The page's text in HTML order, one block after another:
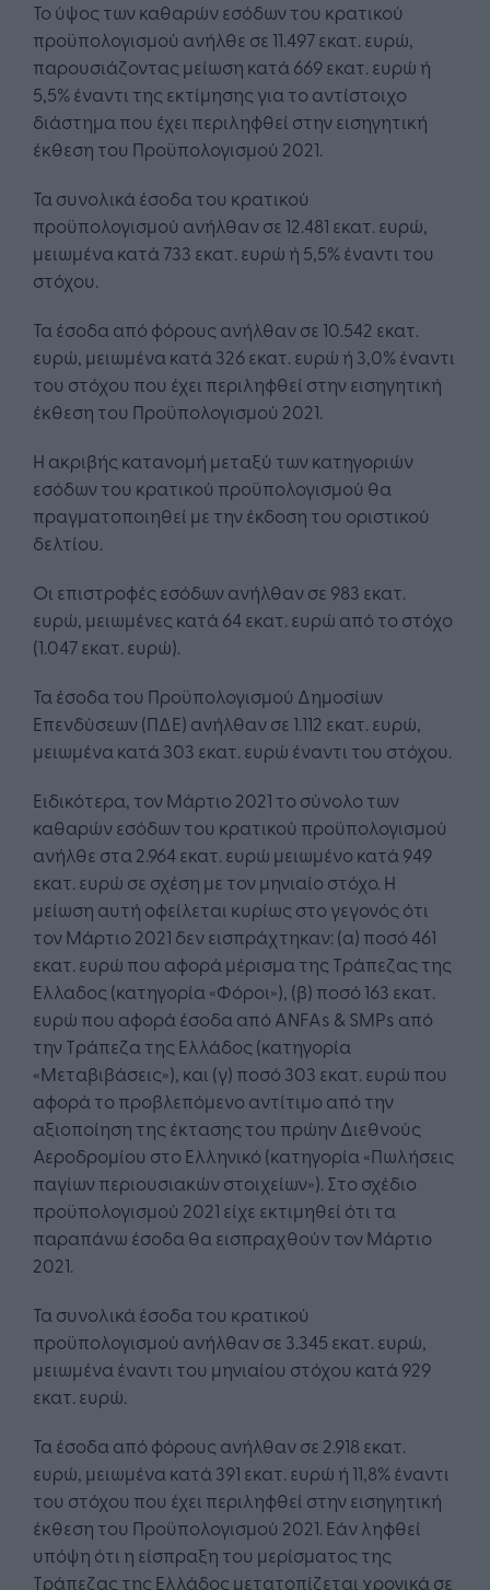
Το ύψος των καθαρών εσόδων του κρατικού
προϋπολογισμού ανήλθε σε 11.497 εκατ. ευρώ,
παρουσιάζοντας μείωση κατά 669 εκατ. ευρώ ή
5,5% έναντι της εκτίμησης για το αντίστοιχο
διάστημα που έχει περιληφθεί στην εισηγητική
έκθεση του Προϋπολογισμού 2021.
Τα συνολικά έσοδα του κρατικού
προϋπολογισμού ανήλθαν σε 12.481 εκατ. ευρώ,
μειωμένα κατά 733 εκατ. ευρώ ή 5,5% έναντι του
στόχου.
Τα έσοδα από φόρους ανήλθαν σε 10.542 εκατ.
ευρώ, μειωμένα κατά 326 εκατ. ευρώ ή 3,0% έναντι
του στόχου που έχει περιληφθεί στην εισηγητική
έκθεση του Προϋπολογισμού 2021.
Η ακριβής κατανομή μεταξύ των κατηγοριών
εσόδων του κρατικού προϋπολογισμού θα
πραγματοποιηθεί με την έκδοση του οριστικού
δελτίου.
Οι επιστροφές εσόδων ανήλθαν σε 983 εκατ.
ευρώ, μειωμένες κατά 64 εκατ. ευρώ από το στόχο
(1.047 εκατ. ευρώ).
Τα έσοδα του Προϋπολογισμού Δημοσίων
Επενδύσεων (ΠΔΕ) ανήλθαν σε 1.112 εκατ. ευρώ,
μειωμένα κατά 303 εκατ. ευρώ έναντι του στόχου.
Ειδικότερα, τον Μάρτιο 2021 το σύνολο των
καθαρών εσόδων του κρατικού προϋπολογισμού
ανήλθε στα 2.964 εκατ. ευρώ μειωμένο κατά 949
εκατ. ευρώ σε σχέση με τον μηνιαίο στόχο. Η
μείωση αυτή οφείλεται κυρίως στο γεγονός ότι
τον Μάρτιο 2021 δεν εισπράχτηκαν: (α) ποσό 461
εκατ. ευρώ που αφορά μέρισμα της Τράπεζας της
Ελλαδος (κατηγορία «Φόροι»), (β) ποσό 163 εκατ.
ευρώ που αφορά έσοδα από ANFAs & SMPs από
την Τράπεζα της Ελλάδος (κατηγορία
«Μεταβιβάσεις»), και (γ) ποσό 303 εκατ. ευρώ που
αφορά το προβλεπόμενο αντίτιμο από την
αξιοποίηση της έκτασης του πρώην Διεθνούς
Αεροδρομίου στο Ελληνικό (κατηγορία «Πωλήσεις
παγίων περιουσιακών στοιχείων»). Στο σχέδιο
προϋπολογισμού 2021 είχε εκτιμηθεί ότι τα
παραπάνω έσοδα θα εισπραχθούν τον Μάρτιο
2021.
Τα συνολικά έσοδα του κρατικού
προϋπολογισμού ανήλθαν σε 3.345 εκατ. ευρώ,
μειωμένα έναντι του μηνιαίου στόχου κατά 929
εκατ. ευρώ.
Τα έσοδα από φόρους ανήλθαν σε 2.918 εκατ.
ευρώ, μειωμένα κατά 391 εκατ. ευρώ ή 11,8% έναντι
του στόχου που έχει περιληφθεί στην εισηγητική
έκθεση του Προϋπολογισμού 2021. Εάν ληφθεί
υπόψη ότι η είσπραξη του μερίσματος της
Τράπεζας της Ελλάδος μετατοπίζεται χρονικά σε